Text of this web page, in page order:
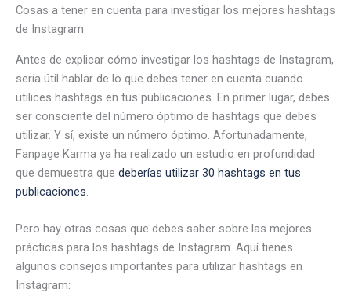
Cosas a tener en cuenta para investigar los mejores hashtags
de Instagram
Antes de explicar cómo investigar los hashtags de Instagram,
sería útil hablar de lo que debes tener en cuenta cuando
utilices hashtags en tus publicaciones. En primer lugar, debes
ser consciente del número óptimo de hashtags que debes
utilizar. Y sí, existe un número óptimo. Afortunadamente,
Fanpage Karma ya ha realizado un estudio en profundidad
que demuestra que deberías utilizar 30 hashtags en tus
publicaciones.
Pero hay otras cosas que debes saber sobre las mejores
prácticas para los hashtags de Instagram. Aquí tienes
algunos consejos importantes para utilizar hashtags en
Instagram: